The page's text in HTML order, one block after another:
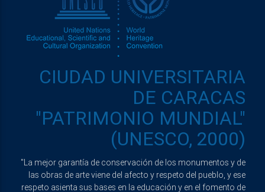
CIUDAD UNIVERSITARIA
DE CARACAS
"PATRIMONIO MUNDIAL"
(UNESCO, 2000)
"La mejor garantía de conservación de los monumentos y de
las obras de arte viene del afecto y respeto del pueblo, y ese
respeto asienta sus bases en la educación y en el fomento de